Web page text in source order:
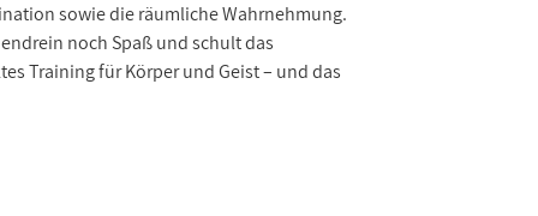
sowie die räumliche Wahrnehmung.
noch Spaß und schult das
Training für Körper und Geist – und das